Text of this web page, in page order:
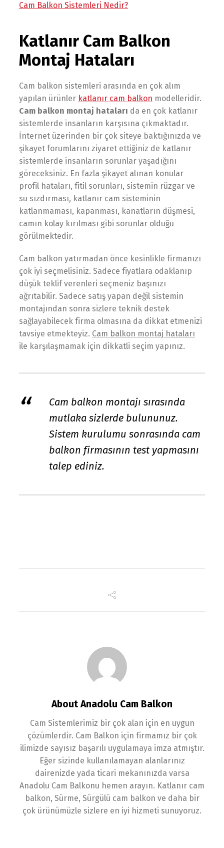
Cam Balkon Sistemleri Nedir?
Katlanır Cam Balkon
Montaj Hataları
Cam balkon sistemleri arasında en çok alım
yapılan ürünler katlanır cam balkon modelleridir.
Cam balkon montaj hataları da en çok katlanır
sistemlerde insanların karşısına çıkmaktadır.
İnternet üzerinden bir çok siteye baktığınızda ve
şikayet forumlarını ziyaret ettiğiniz de katlanır
sistemlerde insanların sorunlar yaşadığını
göreceksiniz. En fazla şikayet alınan konular
profil hataları, fitil sorunları, sistemin rüzgar ve
su sızdırması, katlanır cam sisteminin
katlanmaması, kapanması, kanatların düşmesi,
camın kolay kırılması gibi sorunlar olduğu
görülmektedir.
Cam balkon yatırmadan önce kesinlikle firmanızı
çok iyi seçmelisiniz. Sadece fiyatlara odaklanıp
düşük teklif verenleri seçmeniz başınızı
ağrıtabilir. Sadece satış yapan değil sistemin
montajından sonra sizlere teknik destek
sağlayabilecek firma olmasına da dikkat etmenizi
tavsiye etmekteyiz. Cam balkon montaj hataları
ile karşılaşmamak için dikkatli seçim yapınız.
Cam balkon montajı sırasında
mutlaka sizlerde bulununuz.
Sistem kurulumu sonrasında cam
balkon firmasının test yapmasını
talep ediniz.
About Anadolu Cam Balkon
Cam Sistemlerimiz bir çok alan için en uygun
çözümlerdir. Cam Balkon için firmamız bir çok
ilimizde sayısız başarılı uygulamaya imza atmıştır.
Eğer sizinde kullanılamayan alanlarınız
dairenizde yada ticari mekanınızda varsa
Anadolu Cam Balkonu hemen arayın. Katlanır cam
balkon, Sürme, Sürgülü cam balkon ve daha bir
çok ürünümüzle sizlere en iyi hizmeti sunuyoruz.